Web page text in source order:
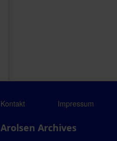
Kontakt Impressum
Arolsen Archives